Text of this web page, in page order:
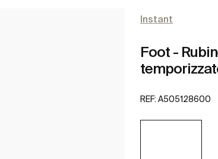
Instant
Foot -
REF: A505128600